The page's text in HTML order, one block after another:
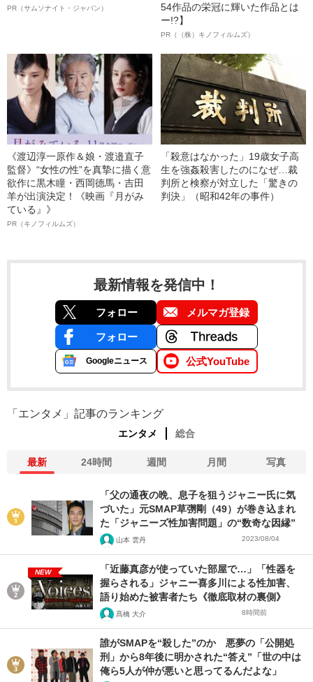
PR（サムソナイト・ジャパン）
54作品の栄冠に輝いた作品とは
ー!?】
PR（（株）キノフィルムズ）
《渡辺淳一原作＆娘・渡邉直子
監督》“女性の性”を真摯に描く意
欲作に黒木瞳・西岡德馬・吉田
羊が出演決定！《映画『月がみ
ている』》
PR（キノフィルムズ）
「殺意はなかった」19歳女子高
生を強姦殺害したのになぜ…裁
判所と検察が対立した「驚きの
判決」（昭和42年の事件）
最新情報を発信中！
フォロー メルマガ登録
フォロー
Googleニュース 公式YouTube
「エンタメ」記事のランキング
エンタメ 総合
最新 24時間 週間 月間 写真
「父の通夜の晩、息子を狙うジャニー氏に気
づいた」元SMAP草彅剛（49）が巻き込まれ
た「ジャニーズ性加害問題」の“数奇な因縁”
山本 雲丹 2023/08/04
NEW
「近藤真彦が使っていた部屋で…」「性器を
握らされる」ジャニー喜多川による性加害、
語り始めた被害者たち《徹底取材の裏側》
髙橋 大介 8時間前
誰がSMAPを“殺した”のか 悪夢の「公開処
刑」から8年後に明かされた“答え”「世の中は
俺ら5人が仲が悪いと思ってるんだよな」